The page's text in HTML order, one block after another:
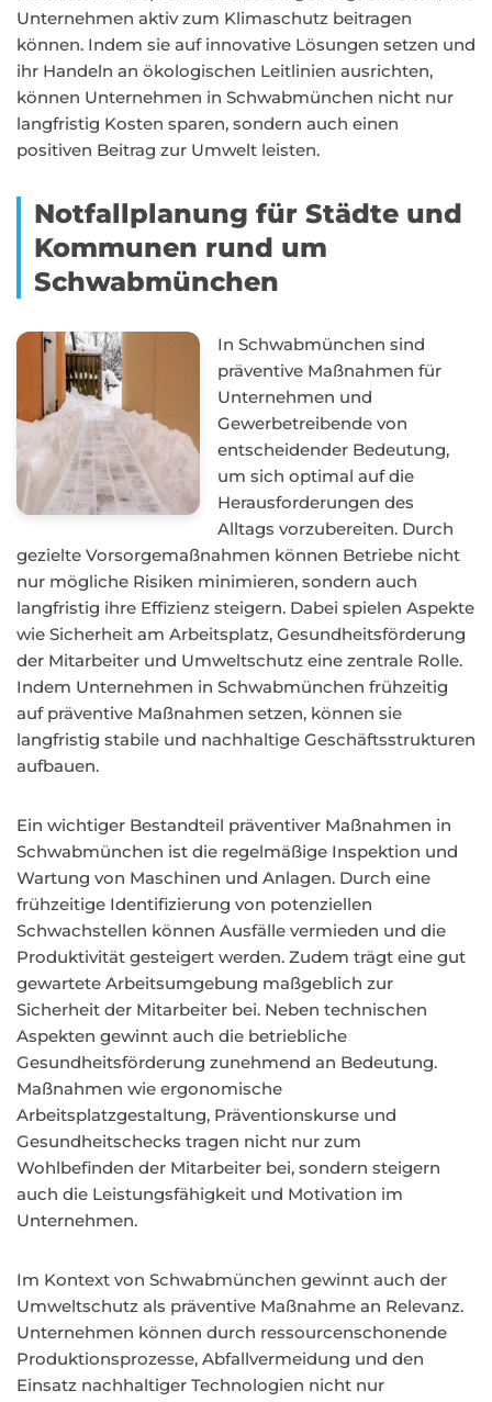
Unternehmen aktiv zum Klimaschutz beitragen
können. Indem sie auf innovative Lösungen setzen und
ihr Handeln an ökologischen Leitlinien ausrichten,
können Unternehmen in Schwabmünchen nicht nur
langfristig Kosten sparen, sondern auch einen
positiven Beitrag zur Umwelt leisten.
Notfallplanung für Städte und
Kommunen rund um
Schwabmünchen
In Schwabmünchen sind
präventive Maßnahmen für
Unternehmen und
Gewerbetreibende von
entscheidender Bedeutung,
um sich optimal auf die
Herausforderungen des
Alltags vorzubereiten. Durch
gezielte Vorsorgemaßnahmen können Betriebe nicht
nur mögliche Risiken minimieren, sondern auch
langfristig ihre Effizienz steigern. Dabei spielen Aspekte
wie Sicherheit am Arbeitsplatz, Gesundheitsförderung
der Mitarbeiter und Umweltschutz eine zentrale Rolle.
Indem Unternehmen in Schwabmünchen frühzeitig
auf präventive Maßnahmen setzen, können sie
langfristig stabile und nachhaltige Geschäftsstrukturen
aufbauen.
Ein wichtiger Bestandteil präventiver Maßnahmen in
Schwabmünchen ist die regelmäßige Inspektion und
Wartung von Maschinen und Anlagen. Durch eine
frühzeitige Identifizierung von potenziellen
Schwachstellen können Ausfälle vermieden und die
Produktivität gesteigert werden. Zudem trägt eine gut
gewartete Arbeitsumgebung maßgeblich zur
Sicherheit der Mitarbeiter bei. Neben technischen
Aspekten gewinnt auch die betriebliche
Gesundheitsförderung zunehmend an Bedeutung.
Maßnahmen wie ergonomische
Arbeitsplatzgestaltung, Präventionskurse und
Gesundheitschecks tragen nicht nur zum
Wohlbefinden der Mitarbeiter bei, sondern steigern
auch die Leistungsfähigkeit und Motivation im
Unternehmen.
Im Kontext von Schwabmünchen gewinnt auch der
Umweltschutz als präventive Maßnahme an Relevanz.
Unternehmen können durch ressourcenschonende
Produktionsprozesse, Abfallvermeidung und den
Einsatz nachhaltiger Technologien nicht nur